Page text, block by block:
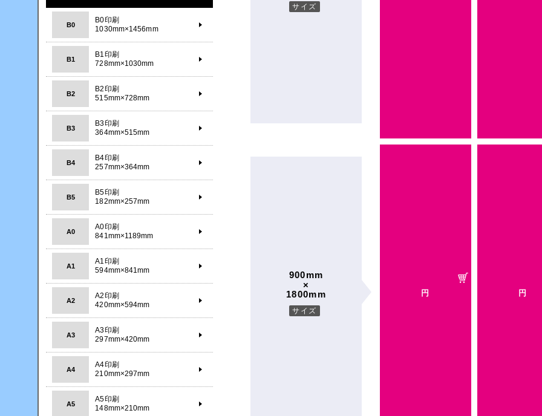
サイズ
900mm
×
1800mm
サイズ
円 円
B0
B0印刷
1030mm×1456mm
B1
B1印刷
728mm×1030mm
B2
B2印刷
515mm×728mm
B3
B3印刷
364mm×515mm
B4
B4印刷
257mm×364mm
B5
B5印刷
182mm×257mm
A0
A0印刷
841mm×1189mm
A1
A1印刷
594mm×841mm
A2
A2印刷
420mm×594mm
A3
A3印刷
297mm×420mm
A4
A4印刷
210mm×297mm
A5
A5印刷
148mm×210mm